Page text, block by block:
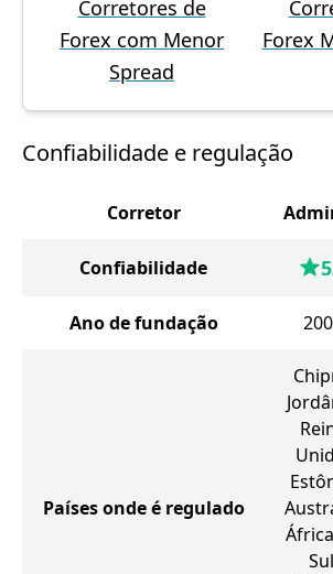
Corretores de
Forex com Menor
Spread
Forex
Confiabilidade e regulação
Corretor
Confiabilidade 5
Ano de fundação
Países onde é regulado